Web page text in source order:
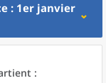
: 1er janvier
: